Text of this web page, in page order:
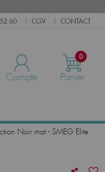
60 CGV CONTACT
Compte
0
Panier
Noir mat - SMEG Elite